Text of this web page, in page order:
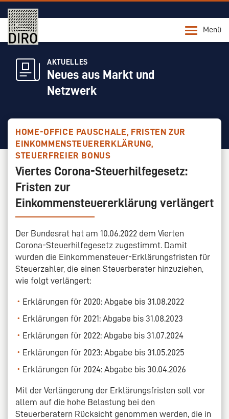
Menü
AKTUELLES
Neues aus Markt und
Netzwerk
HOME-OFFICE PAUSCHALE, FRISTEN ZUR
EINKOMMENSTEUERERKLÄRUNG,
STEUERFREIER BONUS
Viertes Corona-Steuerhilfegesetz:
Fristen zur
Einkommensteuererklärung verlängert
Der Bundesrat hat am 10.06.2022 dem Vierten
Corona-Steuerhilfegesetz zugestimmt. Damit
wurden die Einkommensteuer-Erklärungsfristen für
Steuerzahler, die einen Steuerberater hinzuziehen,
wie folgt verlängert:
Erklärungen für 2020: Abgabe bis 31.08.2022
Erklärungen für 2021: Abgabe bis 31.08.2023
Erklärungen für 2022: Abgabe bis 31.07.2024
Erklärungen für 2023: Abgabe bis 31.05.2025
Erklärungen für 2024: Abgabe bis 30.04.2026
Mit der Verlängerung der Erklärungsfristen soll vor
allem auf die hohe Belastung bei den
Steuerberatern Rücksicht genommen werden, die in